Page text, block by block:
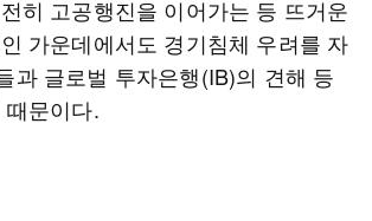
히 고공행진을 이어가는 등 뜨거운
가운데에서도 경기침체 우려를 자
과 글로벌 투자은행(IB)의 견해 등
문이다.